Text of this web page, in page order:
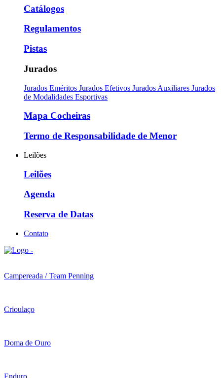
Catálogos
Regulamentos
Pistas
Jurados
Jurados Eméritos Jurados Efetivos Jurados Auxiliares Jurados
de Modalidades Esportivas
Mapa Cocheiras
Termo de Responsabilidade de Menor
Leilões
Leilões
Agenda
Reserva de Datas
Contato
Campereada / Team Penning
Crioulaço
Doma de Ouro
Enduro